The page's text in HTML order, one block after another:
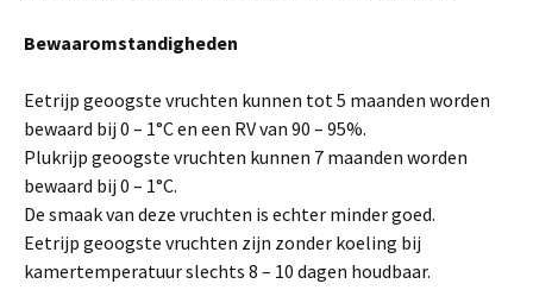
Bewaaromstandigheden
Eetrijp geoogste vruchten kunnen tot 5 maanden worden
bewaard bij 0 – 1°C en een RV van 90 – 95%.
Plukrijp geoogste vruchten kunnen 7 maanden worden
bewaard bij 0 – 1°C.
De smaak van deze vruchten is echter minder goed.
Eetrijp geoogste vruchten zijn zonder koeling bij
kamertemperatuur slechts 8 – 10 dagen houdbaar.